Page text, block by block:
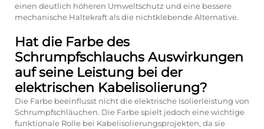
einen deutlich höheren Umweltschutz und eine bessere
mechanische Haltekraft als die nichtklebende Alternative.
Hat die Farbe des
Schrumpfschlauchs Auswirkungen
auf seine Leistung bei der
elektrischen Kabelisolierung?
Die Farbe beeinflusst nicht die elektrische Isolierleistung von
Schrumpfschläuchen. Die Farbe spielt jedoch eine wichtige
funktionale Rolle bei Kabelisolierungsprojekten, da sie